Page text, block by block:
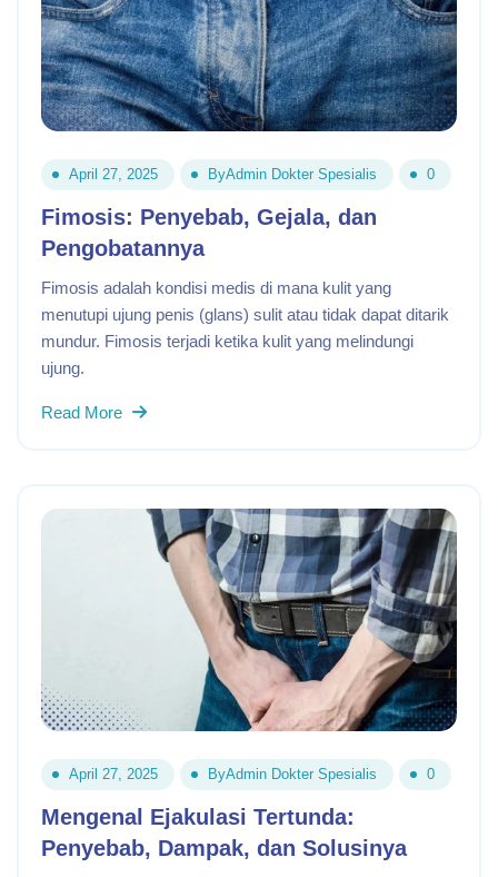
April 27, 2025 ByAdmin Dokter Spesialis 0
Fimosis: Penyebab, Gejala, dan
Pengobatannya
Fimosis adalah kondisi medis di mana kulit yang
menutupi ujung penis (glans) sulit atau tidak dapat ditarik
mundur. Fimosis terjadi ketika kulit yang melindungi
ujung.
Read More
April 27, 2025 ByAdmin Dokter Spesialis 0
Mengenal Ejakulasi Tertunda:
Penyebab, Dampak, dan Solusinya